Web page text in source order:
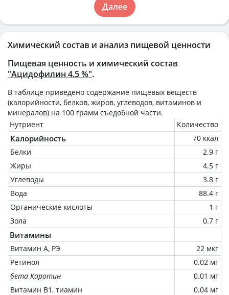
Химический состав и анализ пищевой ценности
Пищевая ценность и химический состав
"Ацидофилин 4.5 %".
В таблице приведено содержание пищевых веществ
(калорийности, белков, жиров, углеводов, витаминов и
минералов) на 100 грамм съедобной части.
Нутриент
Количество
Калорийность
70 ккал
Белки
2.9 г
Жиры
4.5 г
Углеводы
3.8 г
Вода
88.4 г
Органические кислоты
1 г
Зола
0.7 г
Витамины
Витамин А, РЭ
22 мкг
Ретинол
0.02 мг
бета Каротин
0.01 мг
Витамин В1, тиамин
0.04 мг
Далее